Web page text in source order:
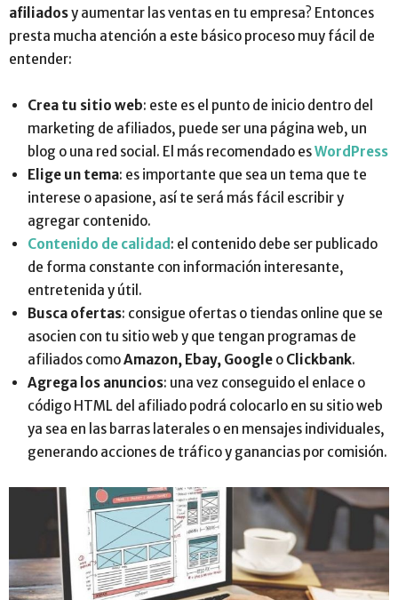
afiliadosy aumentar las ventas en tu empresa? Entonces
presta mucha atención a este básico proceso muy fácil de
entender:
Crea tu sitio web: este es el punto de inicio dentro del
marketing de afiliados, puede ser una página web, un
blog o una red social. El más recomendado esWordPress
Elige un tema: es importante que sea un tema que te
interese o apasione, así te será más fácil escribir y
agregar contenido.
Contenido de calidad : el contenido debe ser publicado
de forma constante con información interesante,
entretenida y útil.
Busca ofertas: consigue ofertas o tiendas online que se
asocien con tu sitio web y que tengan programas de
afiliados comoAmazon, Ebay, Google o Clickbank.
Agrega los anuncios: una vez conseguido el enlace o
código HTML del afiliado podrá colocarlo en su sitio web
ya sea en las barras laterales o en mensajes individuales,
generando acciones de tráfico y ganancias por comisión.